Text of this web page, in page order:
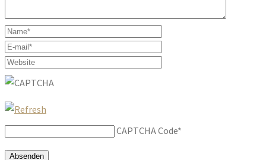
CAPTCHA Code*